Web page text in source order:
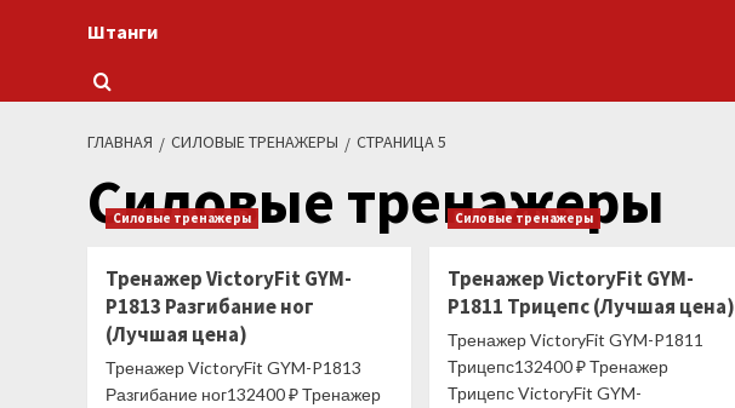
Штанги
ГЛАВНАЯ СИЛОВЫЕ ТРЕНАЖЕРЫ СТРАНИЦА 5
Силовые тренажеры
Силовые тренажеры
Тренажер VictoryFit GYM-
P1813 Разгибание ног
(Лучшая цена)
Тренажер VictoryFit GYM-P1813
Разгибание ног132400 ₽ Тренажер
Силовые тренажеры
Тренажер VictoryFit GYM-
P1811 Трицепс (Лучшая цена)
Тренажер VictoryFit GYM-P1811
Трицепс132400 ₽ Тренажер
Трицепс VictoryFit GYM-